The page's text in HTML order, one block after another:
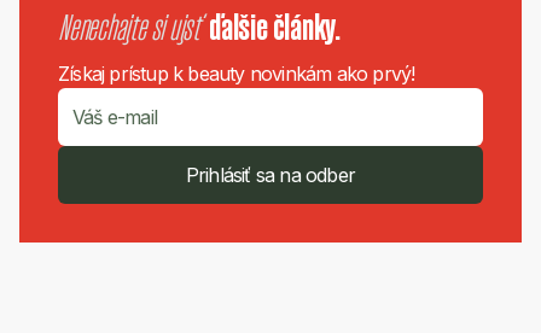
Nenechajte si ujsť ďalšie články.
Získaj prístup k beauty novinkám ako prvý!
Prihlásiť sa na odber